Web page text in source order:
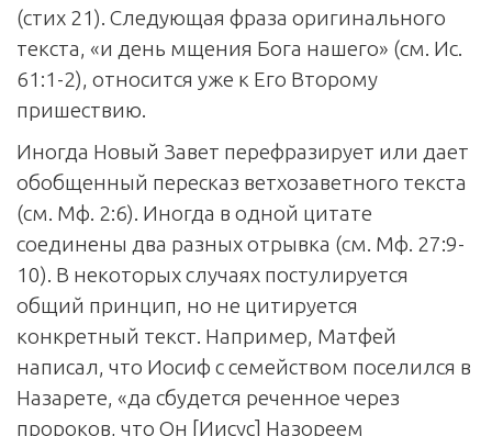
(стих 21). Следующая фраза оригинального
текста, «и день мщения Бога нашего» (см. Ис.
61:1-2), относится уже к Его Второму
пришествию.
Иногда Новый Завет перефразирует или дает
обобщенный пересказ ветхозаветного текста
(см. Мф. 2:6). Иногда в одной цитате
соединены два разных отрывка (см. Мф. 27:9-
10). В некоторых случаях постулируется
общий принцип, но не цитируется
конкретный текст. Например, Матфей
написал, что Иосиф с семейством поселился в
Назарете, «да сбудется реченное через
пророков, что Он [Иисус] Назореем